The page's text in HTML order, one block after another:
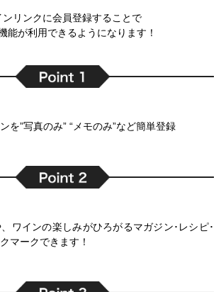
ンリンクに会員登録することで
能が利用できるようになります！
を”写真のみ” “メモのみ”など簡単登録
ワインの楽しみがひろがるマガジン･レシピ･
マークできます！